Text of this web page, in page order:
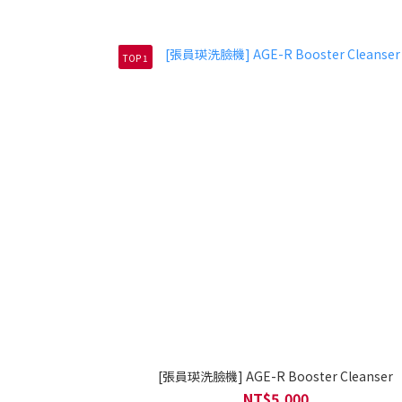
TOP 1
[張員瑛洗臉機] AGE-R Booster Cleanser